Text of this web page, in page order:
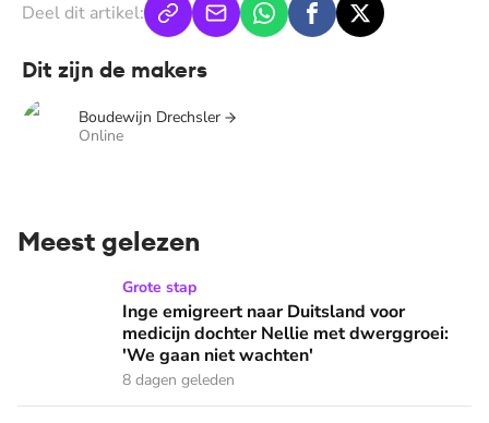
Deel dit artikel:
Dit zijn de makers
Boudewijn Drechsler
Online
Meest gelezen
Inge emigreert naar Duitsland voor medicijn dochter
Grote stap
Inge emigreert naar Duitsland voor
medicijn dochter Nellie met dwerggroei:
'We gaan niet wachten'
8 dagen geleden